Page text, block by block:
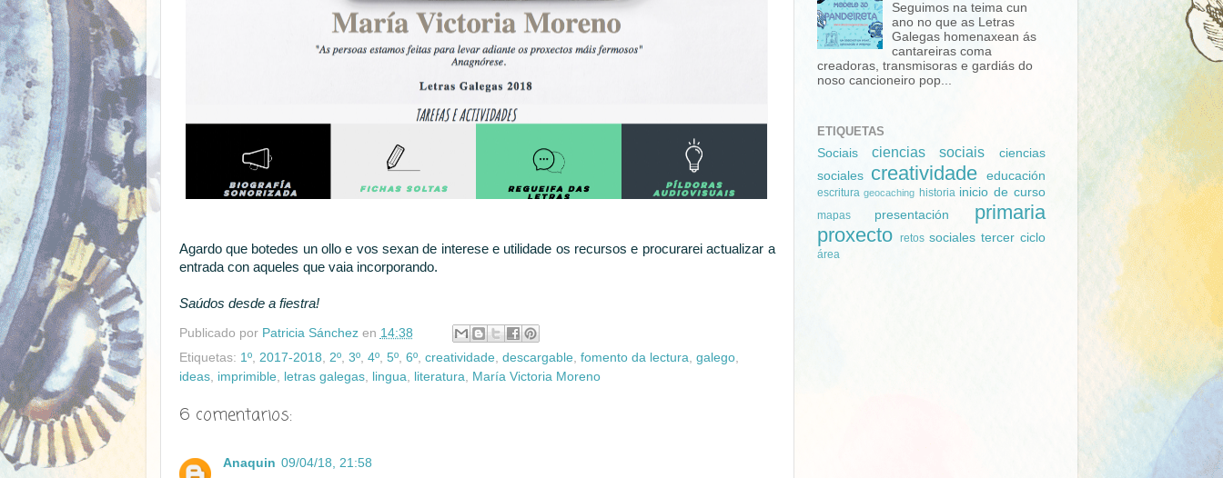
Agardo que botedes un ollo e vos sexan de interese e utilidade os recursos e procurarei actualizar a
entrada con aqueles que vaia incorporando.
Saúdos desde a fiestra!
Publicado por Patricia Sánchez en 14:38
Etiquetas: 1º, 2017-2018, 2º, 3º, 4º, 5º, 6º, creatividade, descargable, fomento da lectura, galego,
ideas, imprimible, letras galegas, lingua, literatura, María Victoria Moreno
6 comentarios:
Anaquin 09/04/18, 21:58
Seguimos na teima cun
ano no que as Letras
Galegas homenaxean ás
cantareiras coma
creadoras, transmisoras e gardiás do
noso cancioneiro pop...
ETIQUETAS
Sociais
ciencias sociais
ciencias
sociales
creatividade educación
escritura geocaching historia inicio de curso
mapas presentación
primaria
proxecto
retos sociales tercer ciclo
área